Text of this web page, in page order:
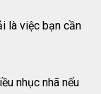
là việc bạn cần
nhục nhã nếu